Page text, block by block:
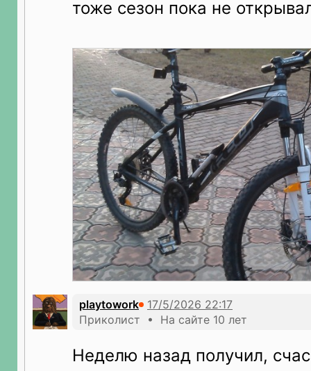
тоже сезон пока не
playtowork
Приколист • На сайте 10 лет
Неделю назад получил,